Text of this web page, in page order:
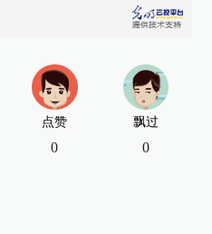
点赞
0
飘过
0